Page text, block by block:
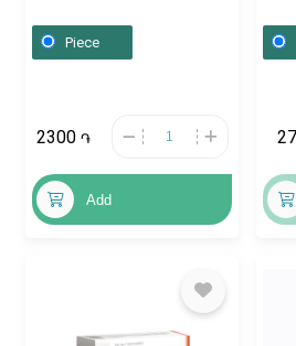
Piece
2300 ֏
Add
27